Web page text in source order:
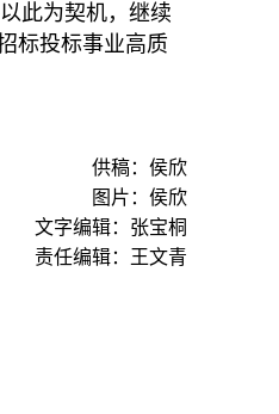
此为契机，继续
标投标事业高质
供稿：侯欣
图片：侯欣
文字编辑：张宝桐
责任编辑：王文青